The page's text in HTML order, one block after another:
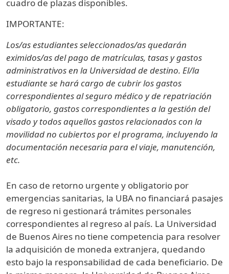
cuadro de plazas disponibles.
IMPORTANTE:
Los/as estudiantes seleccionados/as quedarán
eximidos/as del pago de matrículas, tasas y gastos
administrativos en la Universidad de destino. El/la
estudiante se hará cargo de cubrir los gastos
correspondientes al seguro médico y de repatriación
obligatorio, gastos correspondientes a la gestión del
visado y todos aquellos gastos relacionados con la
movilidad no cubiertos por el programa, incluyendo la
documentación necesaria para el viaje, manutención,
etc.
En caso de retorno urgente y obligatorio por
emergencias sanitarias, la UBA no financiará pasajes
de regreso ni gestionará trámites personales
correspondientes al regreso al país. La Universidad
de Buenos Aires no tiene competencia para resolver
la adquisición de moneda extranjera, quedando
esto bajo la responsabilidad de cada beneficiario. De